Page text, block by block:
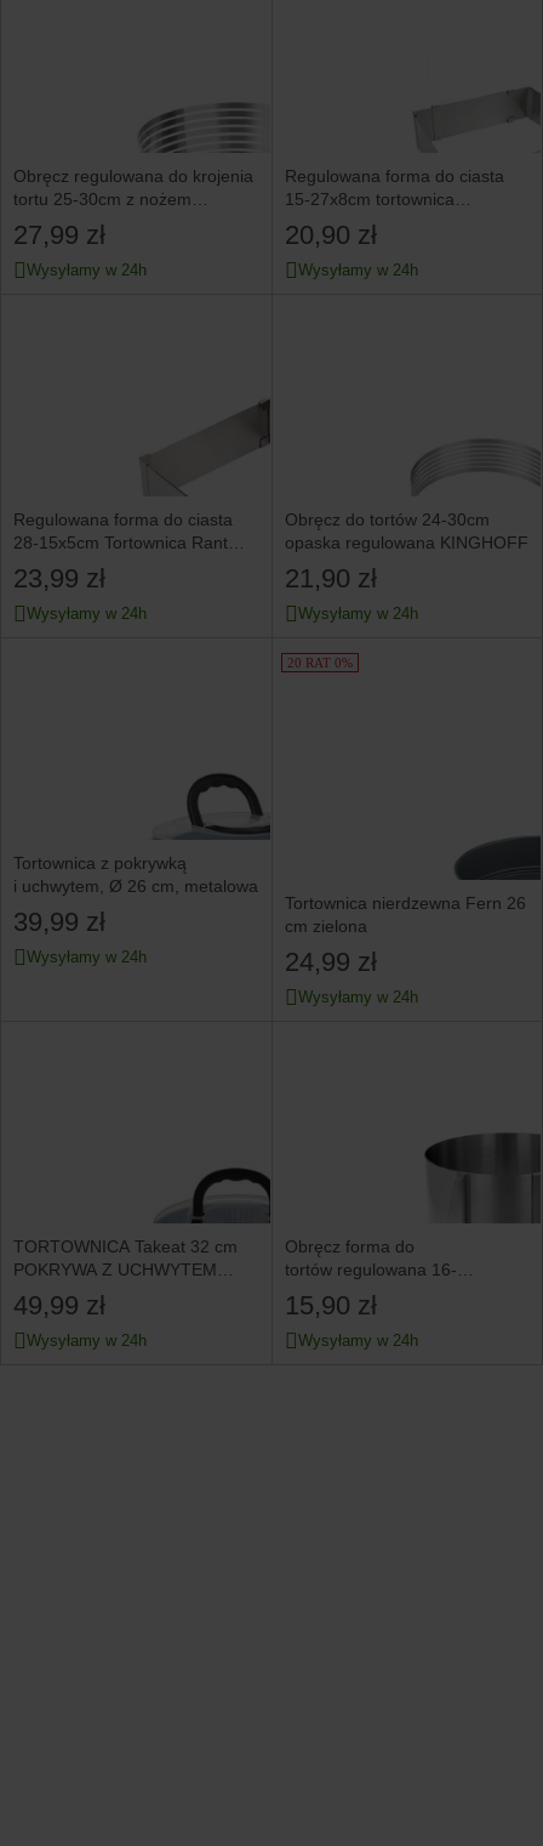
Obręcz regulowana do krojenia
tortu 25-30cm z nożem
BRUNBESTE
27,99 zł
Wysyłamy w 24h
Regulowana forma do ciasta
15-27x8cm tortownica
BRUNBESTE
20,90 zł
Wysyłamy w 24h
Regulowana forma do ciasta
28-15x5cm Tortownica Rant
cukierniczy KINGHOFF
23,99 zł
Wysyłamy w 24h
Obręcz do tortów 24-30cm
opaska regulowana KINGHOFF
21,90 zł
Wysyłamy w 24h
Tortownica z pokrywką
i uchwytem, Ø 26 cm, metalowa
39,99 zł
Wysyłamy w 24h
20 RAT 0%
Tortownica nierdzewna Fern 26
cm zielona
24,99 zł
Wysyłamy w 24h
TORTOWNICA Takeat 32 cm
POKRYWA Z UCHWYTEM
szerokie dno
49,99 zł
Wysyłamy w 24h
Obręcz forma do
tortów regulowana 16-
30x14.5cm BRUNBESTE
15,90 zł
Wysyłamy w 24h